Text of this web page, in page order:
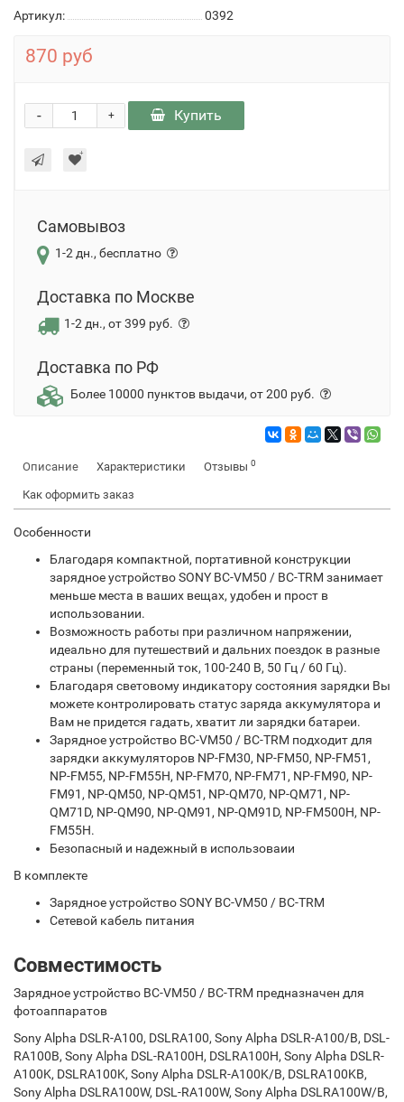
Артикул:
0392
870 руб
+
- Купить
Самовывоз
1-2 дн., бесплатно
Доставка по Москве
1-2 дн., от 399 руб.
Доставка по РФ
Более 10000 пунктов выдачи, от 200 руб.
Описание Характеристики Отзывы 0
Как оформить заказ
Особенности
Благодаря компактной, портативной конструкции
зарядное устройство SONY BC-VM50 / BC-TRM занимает
меньше места в ваших вещах, удобен и прост в
использовании.
Возможность работы при различном напряжении,
идеально для путешествий и дальних поездок в разные
страны (переменный ток, 100-240 В, 50 Гц / 60 Гц).
Благодаря световому индикатору состояния зарядки Вы
можете контролировать статус заряда аккумулятора и
Вам не придется гадать, хватит ли зарядки батареи.
Зарядное устройство BC-VM50 / BC-TRM подходит для
зарядки аккумуляторов NP-FM30, NP-FM50, NP-FM51,
NP-FM55, NP-FM55H, NP-FM70, NP-FM71, NP-FM90, NP-
FM91, NP-QM50, NP-QM51, NP-QM70, NP-QM71, NP-
QM71D, NP-QM90, NP-QM91, NP-QM91D, NP-FM500H, NP-
FM55H.
Безопасный и надежный в использоваии
В комплекте
Зарядное устройство SONY BC-VM50 / BC-TRM
Сетевой кабель питания
Совместимость
Зарядное устройство BC-VM50 / BC-TRM предназначен для
фотоаппаратов
Sony Alpha DSLR-A100, DSLRA100, Sony Alpha DSLR-A100/B, DSL-
RA100B, Sony Alpha DSL-RA100H, DSLRA100H, Sony Alpha DSLR-
A100K, DSLRA100K, Sony Alpha DSLR-A100K/B, DSLRA100KB,
Sony Alpha DSLRA100W, DSL-RA100W, Sony Alpha DSLRA100W/B,